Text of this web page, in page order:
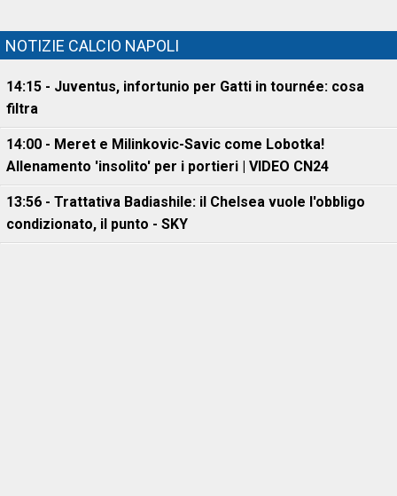
NOTIZIE CALCIO NAPOLI
14:15 - Juventus, infortunio per Gatti in tournée: cosa
filtra
14:00 - Meret e Milinkovic-Savic come Lobotka!
Allenamento 'insolito' per i portieri | VIDEO CN24
13:56 - Trattativa Badiashile: il Chelsea vuole l'obbligo
condizionato, il punto - SKY